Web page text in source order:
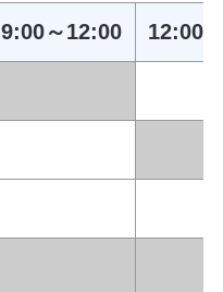
9:00～12:00 12:00